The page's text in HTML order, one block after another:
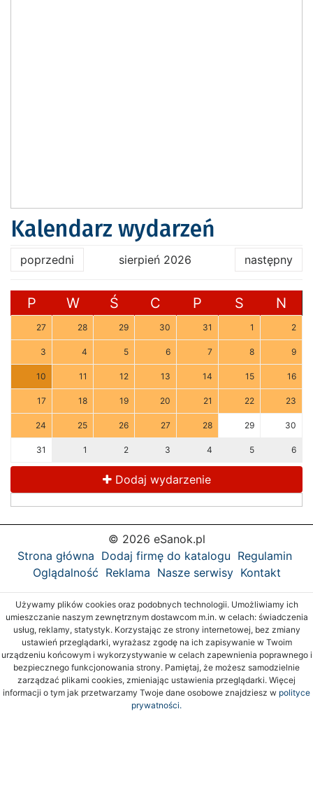
Kalendarz wydarzeń
poprzedni sierpień 2026 następny
P W Ś C P S N
27 28 29 30 31 1 2
3 4 5 6 7 8 9
10 11 12 13 14 15 16
17 18 19 20 21 22 23
24 25 26 27 28 29 30
31 1 2 3 4 5 6
Dodaj wydarzenie
© 2026 eSanok.pl
Strona główna Dodaj firmę do katalogu Regulamin
Oglądalność Reklama Nasze serwisy Kontakt
Używamy plików cookies oraz podobnych technologii. Umożliwiamy ich
umieszczanie naszym zewnętrznym dostawcom m.in. w celach: świadczenia
usług, reklamy, statystyk. Korzystając ze strony internetowej, bez zmiany
ustawień przeglądarki, wyrażasz zgodę na ich zapisywanie w Twoim
urządzeniu końcowym i wykorzystywanie w celach zapewnienia poprawnego i
bezpiecznego funkcjonowania strony. Pamiętaj, że możesz samodzielnie
zarządzać plikami cookies, zmieniając ustawienia przeglądarki. Więcej
informacji o tym jak przetwarzamy Twoje dane osobowe znajdziesz w polityce
prywatności.